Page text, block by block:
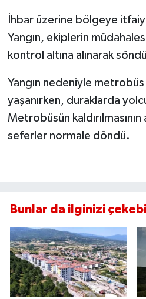
İhbar üzerine bölgeye
Yangın, ekiplerin
kontrol altına alınarak
Yangın nedeniyle
yaşanırken, duraklarda
Metrobüsün
seferler normale döndü.
Bunlar da ilginizi